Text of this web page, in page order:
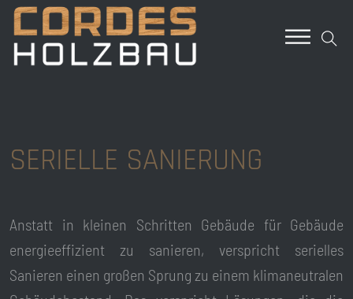
SERIELLE SANIERUNG
Anstatt in kleinen Schritten Gebäude für Gebäude
energieeffizient zu sanieren, verspricht serielles
Sanieren einen großen Sprung zu einem klimaneutralen